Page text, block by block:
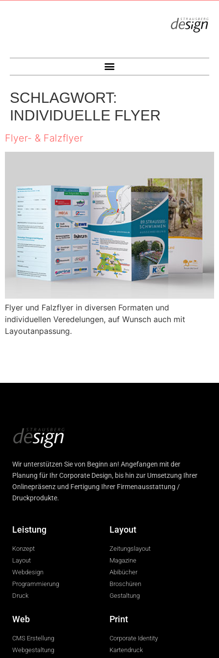
SCHLAGWORT:
INDIVIDUELLE FLYER
Flyer- & Falzflyer
Flyer und Falzflyer in diversen Formaten und
individuellen Veredelungen, auf Wunsch auch mit
Layoutanpassung.
Wir unterstützen Sie von Beginn an! Angefangen mit der
Planung für Ihr Corporate Design, bis hin zur Umsetzung Ihrer
Onlinepräsenz und Fertigung Ihrer Firmenausstattung /
Druckprodukte.
Leistung
Konzept
Layout
Webdesign
Programmierung
Druck
Layout
Zeitungslayout
Magazine
Abibücher
Broschüren
Gestaltung
Web
CMS Erstellung
Webgestaltung
Print
Corporate Identity
Kartendruck